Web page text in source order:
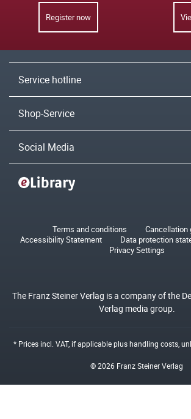
Register now
Service hotline
Shop-Service
Social Media
Terms and conditions
Cancellation
Accessibility Statement
Data protection
Privacy Settings
The Franz Steiner Verlag is a company of the
Verlag media group.
* Prices incl. VAT, if applicable plushandling costs,
© 2026 Franz Steiner Verlag